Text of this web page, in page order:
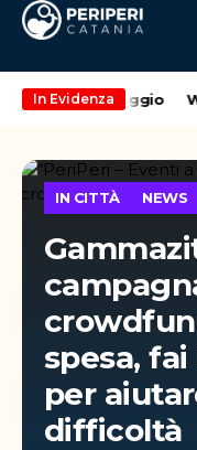
In Evidenzadi maggio
IN CITTÀ NEWS
spesa,
per
difficoltà